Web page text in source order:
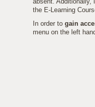
the E-Learning
In order to gain
menu on the left